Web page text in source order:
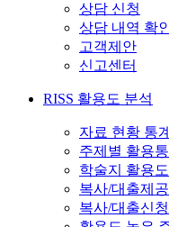
상담 신청
상담 내역 확
고객제안
신고센터
RISS 활용도 분석
자료 현황 통계
주제별 활용
학술지 활용
복사/대출제
복사/대출신